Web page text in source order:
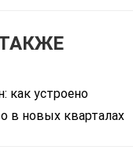
как устроено
в новых кварталах